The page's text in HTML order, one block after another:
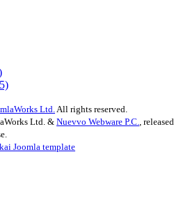
Ltd.All rights reserved.
Ltd. & Nuevvo Webware P.C., released
Joomla template